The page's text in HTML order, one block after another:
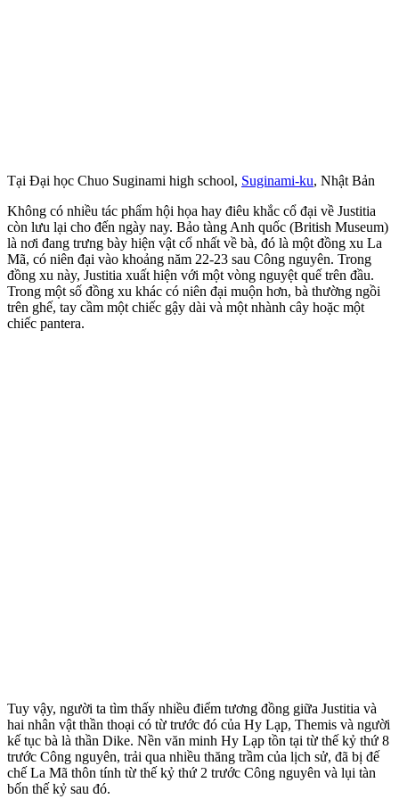
Tại Đại học Chuo Suginami high school, Suginami-ku, Nhật Bản
Không có nhiều tác phẩm hội họa hay điêu khắc cổ đại về Justitia
còn lưu lại cho đến ngày nay. Bảo tàng Anh quốc (British Museum)
là nơi đang trưng bày hiện vật cổ nhất về bà, đó là một đồng xu La
Mã, có niên đại vào khoảng năm 22-23 sau Công nguyên. Trong
đồng xu này, Justitia xuất hiện với một vòng nguyệt quế trên đầu.
Trong một số đồng xu khác có niên đại muộn hơn, bà thường ngồi
trên ghế, tay cầm một chiếc gậy dài và một nhành cây hoặc một
chiếc pantera.
Tuy vậy, người ta tìm thấy nhiều điểm tương đồng giữa Justitia và
hai nhân vật thần thoại có từ trước đó của Hy Lạp, Themis và người
kế tục bà là thần Dike. Nền văn minh Hy Lạp tồn tại từ thế kỷ thứ 8
trước Công nguyên, trải qua nhiều thăng trầm của lịch sử, đã bị đế
chế La Mã thôn tính từ thế kỷ thứ 2 trước Công nguyên và lụi tàn
bốn thế kỷ sau đó.